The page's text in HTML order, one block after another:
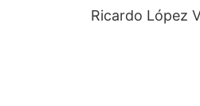
Ricardo López